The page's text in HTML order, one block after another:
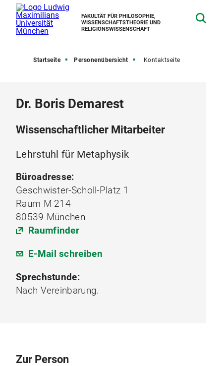
FAKULTÄT FÜR PHILOSOPHIE,
WISSENSCHAFTSTHEORIE UND
RELIGIONSWISSENSCHAFT
Startseite Personenübersicht Kontaktseite
Dr. Boris Demarest
Wissenschaftlicher Mitarbeiter
Lehrstuhl für Metaphysik
Büroadresse:
Geschwister-Scholl-Platz 1
Raum M 214
80539 München
Raumfinder
E-Mail schreiben
Sprechstunde:
Nach Vereinbarung.
Zur Person